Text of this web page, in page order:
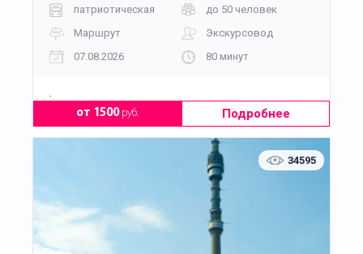
патриотическая
до 50 человек
Маршрут
Экскурсовод
07.08.2026
80 минут
.
от 1500руб. Подробнее
34595